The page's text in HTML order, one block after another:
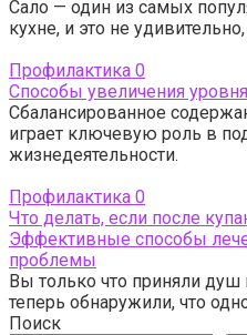
Сало — один из самых
кухне, и это не удивительно,
Профилактика 0
Способы увеличения
Сбалансированное
играет ключевую роль в
жизнедеятельности.
Профилактика 0
Что делать, если после
Эффективные способы
проблемы
Вы только что приняли
теперь обнаружили, что
Поиск